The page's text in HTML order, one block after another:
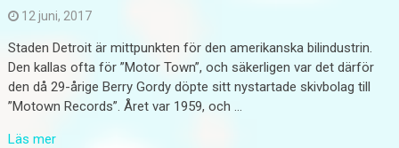
12 juni, 2017
Staden Detroit är mittpunkten för den amerikanska bilindustrin.
Den kallas ofta för ”Motor Town”, och säkerligen var det därför
den då 29-årige Berry Gordy döpte sitt nystartade skivbolag till
”Motown Records”. Året var 1959, och …
Läs mer